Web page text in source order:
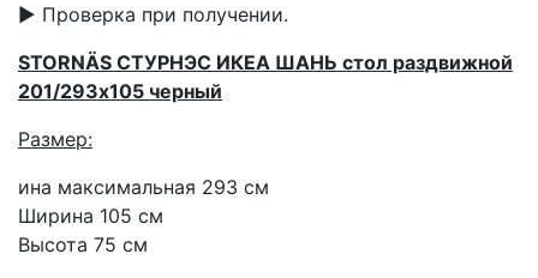
▶ Проверка при получении.
STORNÄS СТУРНЭС ИКЕА ШАНЬ стол раздвижной
201/293x105 черный
Размер:
ина максимальная 293 см
Ширина 105 см
Высота 75 см